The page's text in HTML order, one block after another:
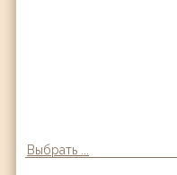
Выбрать ...